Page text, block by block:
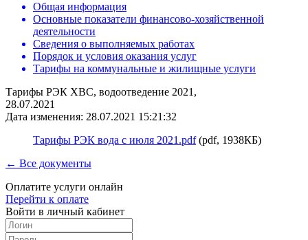
Общая информация
Основные показатели финансово-хозяйственной
деятельности
Сведения о выполняемых работах
Порядок и условия оказания услуг
Тарифы на коммунальные и жилищные услуги
Тарифы РЭК ХВС, водоотведение 2021,
28.07.2021
Дата изменения: 28.07.2021 15:21:32
Тарифы РЭК вода с июля 2021.pdf(pdf, 1938КБ)
← Все документы
Оплатите услуги онлайн
Перейти к оплате
Войти в личный кабинет